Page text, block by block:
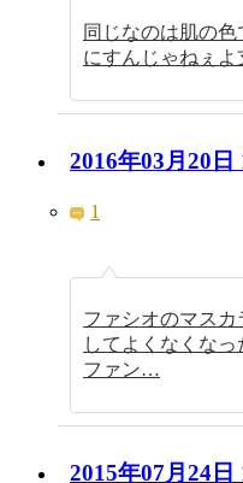
同じなのは肌の
にすんじゃねぇよ
2016年03月20
1
ファシオのマス
してよくなくなっ
ファン…
2015年07月24